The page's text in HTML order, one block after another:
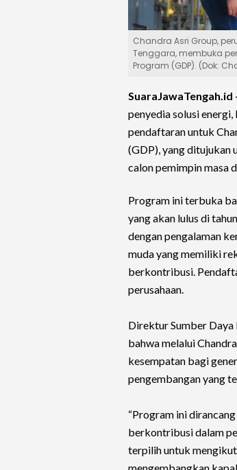
Chandra Asri Group,
Tenggara, membuka
Program (GDP). (Dok:
SuaraJawaTengah.id
penyedia solusi
pendaftaran untuk
(GDP), yang ditujukan
calon pemimpin masa
Program ini terbuka
yang akan lulus di
dengan pengalaman
muda yang memiliki
berkontribusi.
perusahaan.
Direktur Sumber Daya
bahwa melalui
kesempatan bagi
pengembangan yang
“Program ini
berkontribusi dalam
terpilih untuk